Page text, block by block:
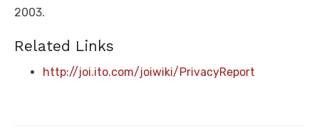
2003.
Related Links
http://joi.ito.com/joiwiki/PrivacyReport